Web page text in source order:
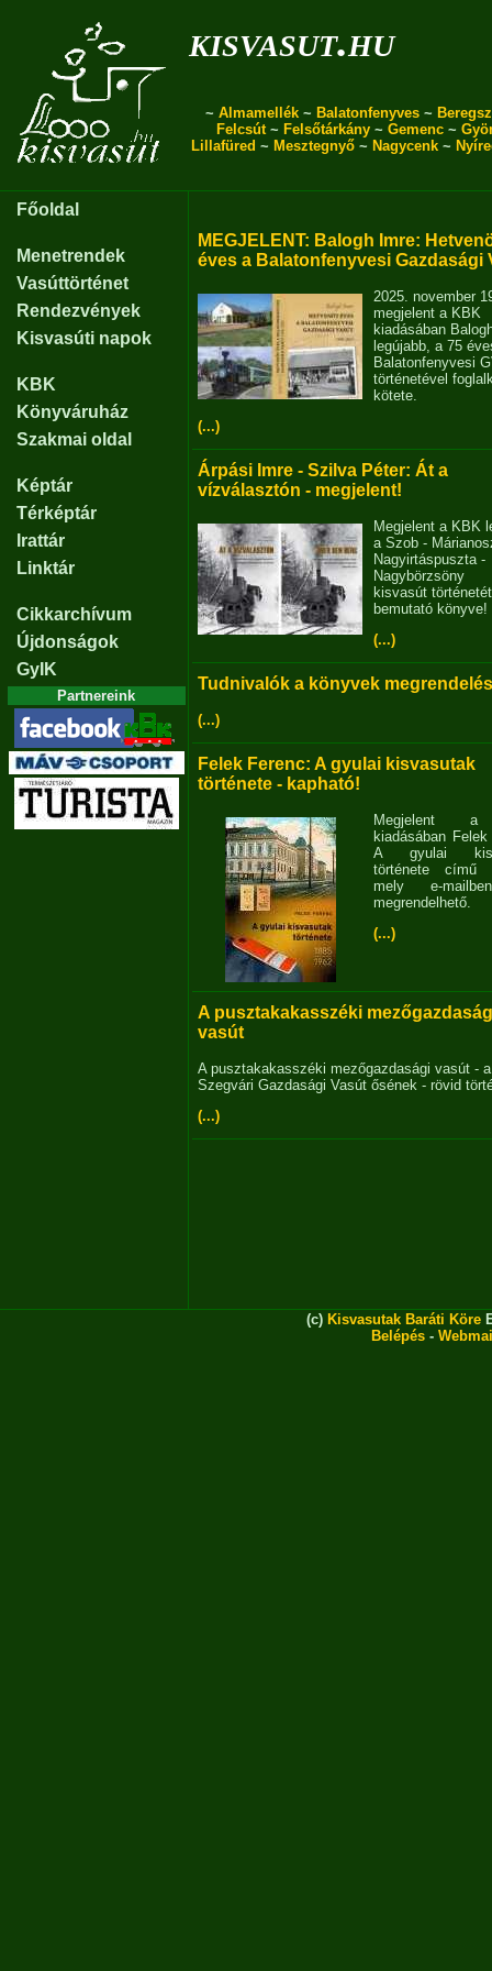
kisvasut.hu
~ Almamellék ~ Balatonfenyves ~
Felcsút~ Felsőtárkány ~ Gemenc ~
Lillafüred ~ Mesztegnyő ~ Nagycenk ~
Főoldal
Menetrendek
Vasúttörténet
Rendezvények
Kisvasúti napok
KBK
Könyváruház
Szakmai oldal
Képtár
Térképtár
Irattár
Linktár
Cikkarchívum
Újdonságok
GyIK
Partnereink
MEGJELENT: Balogh Imre:
éves a Balatonfenyvesi Gazdasági
2025. november
megjelent a KBK
kiadásában
legújabb, a 75
Balatonfenyvesi
történetével
kötete.
(...)
Árpási Imre - Szilva Péter: Át a
vízválasztón - megjelent!
Megjelent a KBK
a Szob -
Nagyirtáspuszta -
Nagybörzsöny
kisvasút történetét
bemutató könyve!
(...)
Tudnivalók a könyvek
(...)
Felek Ferenc: A gyulai kisvasutak
története - kapható!
Megjelent
kiadásában
A gyulai
története című
mely e-
megrendelhető.
(...)
A pusztakakasszéki
vasút
A pusztakakasszéki mezőgazdasági vasút - a
Szegvári Gazdasági Vasút ősének - rövid
(...)
(c) Kisvasutak Baráti Köre
Belépés -